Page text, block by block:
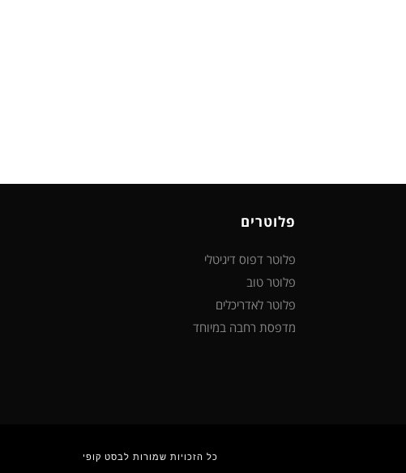
פלוטרים
פלוטר דפוס דיגיטלי
פלוטר טוב
פלוטר לאדריכלים
מדפסת רחבה במיוחד
כל הזכויות שמורות לבסט קופי